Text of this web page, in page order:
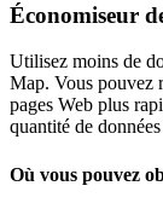
Économiseur
Utilisez moins de
Map. Vous pouvez
pages Web plus
quantité de
Où vous pouvez